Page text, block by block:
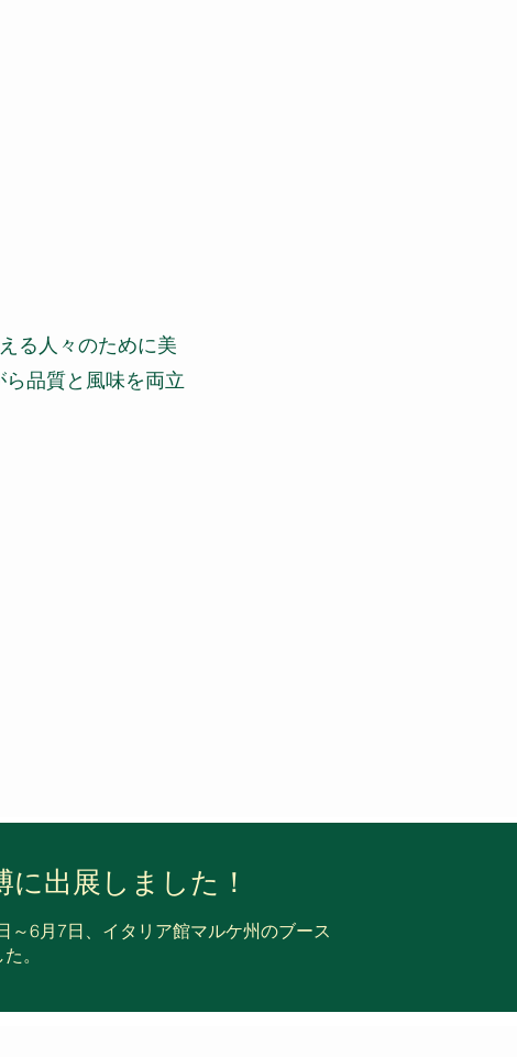
る人々のために美
品質と風味を両立
に出展しました！
～6月7日、イタリア館マルケ州のブース
。